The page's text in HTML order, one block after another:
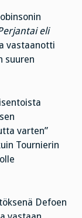
eli
vastaanotti
suuren
varten”
Tournierin
Defoen